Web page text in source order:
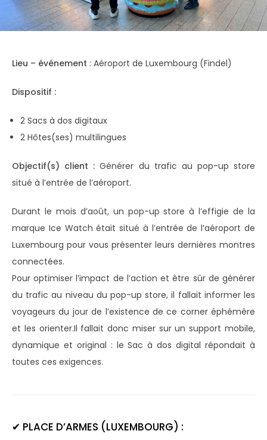
Lieu – événement : Aéroport de Luxembourg (Findel)
Dispositif :
2 Sacs à dos digitaux
2 Hôtes(ses) multilingues
Objectif(s) client : Générer du trafic au pop-up store
situé à l’entrée de l’aéroport.
Durant le mois d’août, un pop-up store à l’effigie de la
marque Ice Watch était situé à l’entrée de l’aéroport de
Luxembourg pour vous présenter leurs dernières montres
connectées.
Pour optimiser l’impact de l’action et être sûr de générer
du trafic au niveau du pop-up store, il fallait informer les
voyageurs du jour de l’existence de ce corner éphémère
et les orienter.Il fallait donc miser sur un support mobile,
dynamique et original : le Sac à dos digital répondait à
toutes ces exigences.
✔ PLACE D’ARMES (LUXEMBOURG) :